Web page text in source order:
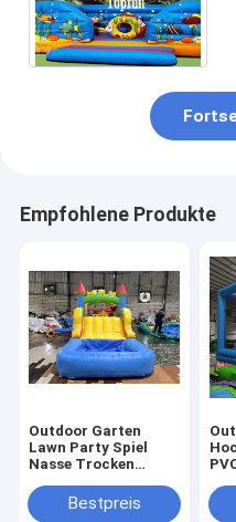
Empfohlene Produkte
Outdoor Garten
Lawn Party Spiel
Nasse Trocken
Sprunghaus Combo
Hindernisplatz mit
Bestpreis